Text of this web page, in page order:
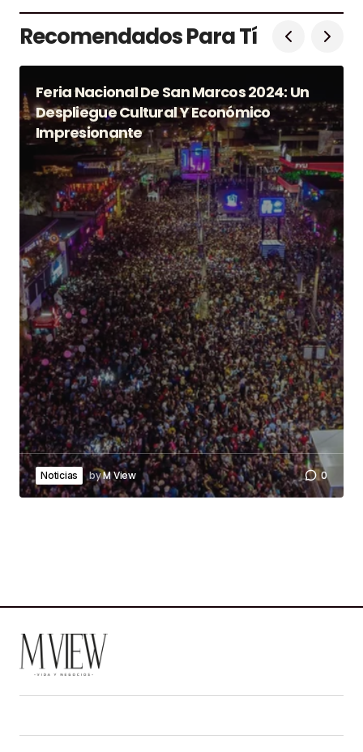
Recomendados Para Tí
Feria Nacional De San Marcos 2024: Un
Despliegue Cultural Y Económico
Impresionante
Noticias byM View 0